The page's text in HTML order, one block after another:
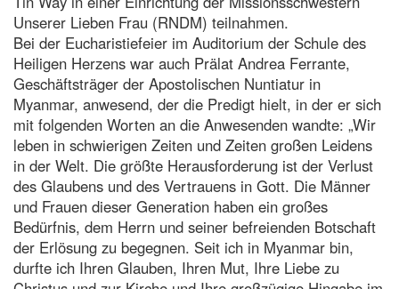
Unserer Lieben Frau (RNDM) teilnahmen.
Bei der Eucharistiefeier im Auditorium der Schule des
Heiligen Herzens war auch Prälat Andrea Ferrante,
Geschäftsträger der Apostolischen Nuntiatur in
Myanmar, anwesend, der die Predigt hielt, in der er sich
mit folgenden Worten an die Anwesenden wandte: „Wir
leben in schwierigen Zeiten und Zeiten großen Leidens
in der Welt. Die größte Herausforderung ist der Verlust
des Glaubens und des Vertrauens in Gott. Die Männer
und Frauen dieser Generation haben ein großes
Bedürfnis, dem Herrn und seiner befreienden Botschaft
der Erlösung zu begegnen. Seit ich in Myanmar bin,
durfte ich Ihren Glauben, Ihren Mut, Ihre Liebe zu